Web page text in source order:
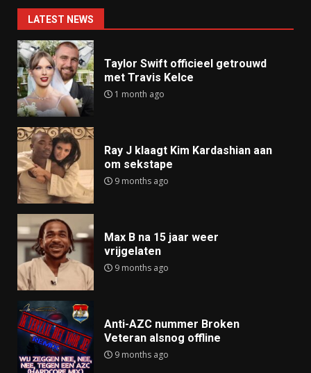
LATEST NEWS
Taylor Swift officieel getrouwd
met Travis Kelce
1 month ago
Ray J klaagt Kim Kardashian aan
om sekstape
9 months ago
Max B na 15 jaar weer
vrijgelaten
9 months ago
Anti-AZC nummer Broken
Veteran alsnog offline
9 months ago